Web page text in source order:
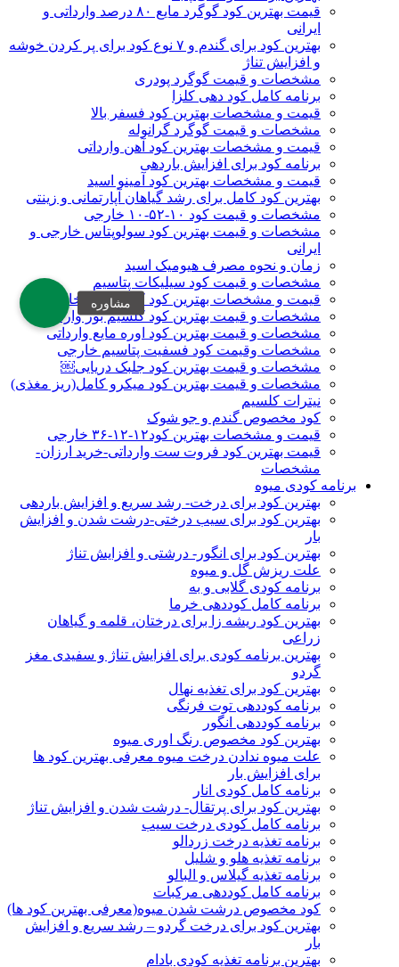
قیمت بهترین کود گوگرد مایع ۸۰ درصد وارداتی و
ایرانی
بهترین کود برای گندم و ۷ نوع کود برای پر کردن خوشه
و افزایش تناژ
مشخصات و قیمت گوگرد پودری
برنامه کامل کود دهی کلزا
قیمت و مشخصات بهترین کود فسفر بالا
مشخصات و قیمت گوگرد گرانوله
قیمت و مشخصات بهترین کود آهن وارداتی
برنامه کود برای افزایش باردهی
قیمت و مشخصات بهترین کود آمینو اسید
بهترین کود کامل برای رشد گیاهان آپارتمانی و زینتی
مشخصات و قیمت کود ۱۰-۵۲-۱۰ خارجی
مشخصات و قیمت بهترین کود سولوپتاس خارجی و
ایرانی
زمان و نحوه مصرف هیومیک اسید
مشخصات و قیمت کود سیلیکات پتاسیم
قیمت و مشخصات بهترین کود کلسیم بور خارجی
مشخصات و قیمت بهترین کود کلسیم بور وارداتی
مشخصات و قیمت بهترین کود اوره مایع وارداتی
مشخصات وقیمت کود فسفیت پتاسیم خارجی
مشخصات و قیمت بهترین کود جلبک دریایی￼
مشخصات و قیمت بهترین کود میکرو کامل(ریز مغذی)
نیترات کلسیم
کود مخصوص گندم و جو شوک
قیمت و مشخصات بهترین کود۱۲-۱۲-۳۶ خارجی
قیمت بهترین کود فروت ست وارداتی-خرید ارزان-
مشخصات
برنامه کودی میوه
بهترین کود برای درخت- رشد سریع و افزایش باردهی
بهترین کود برای سیب درختی-درشت شدن و افزایش
بار
بهترین کود برای انگور- درشتی و افزایش تناژ
علت ریزش گل و میوه
برنامه کودی گلابی و به
برنامه کامل کوددهی خرما
بهترین کود ریشه زا برای درختان، قلمه و گیاهان
زراعی
بهترین برنامه کودی برای افزایش تناژ و سفیدی مغز
گردو
بهترین کود برای تغذیه نهال
برنامه کوددهی توت فرنگی
برنامه کوددهی انگور
بهترین کود مخصوص رنگ اوری میوه
علت میوه ندادن درخت میوه معرفی بهترین کود ها
برای افزایش بار
برنامه کامل کودی انار
بهترین کود برای پرتقال- درشت شدن و افزایش تناژ
برنامه کامل کودی درخت سیب
برنامه تغذیه درخت زردالو
برنامه تغذیه هلو و شلیل
برنامه تغذیه گیلاس و البالو
برنامه کامل کوددهی مرکبات
کود مخصوص درشت شدن میوه(معرفی بهترین کود ها)
بهترین کود برای درخت گردو – رشد سریع و افزایش
بار
بهترین برنامه تغذیه کودی بادام